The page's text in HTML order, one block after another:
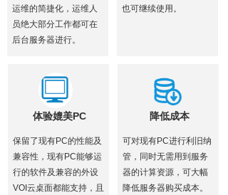
运维的简捷化，运维人
员绝大部分工作都可在
后台服务器进行。
也可继续使用。
体验媲美PC
保留了现有PC的性能及
兼容性，现有PC能够运
行的软件及兼容的外设
VOI云桌面都能支持，且
降低成本
可对现有PC进行利旧纳
管，同时无需用到服务
器的计算资源，可大幅
降低服务器购买成本。